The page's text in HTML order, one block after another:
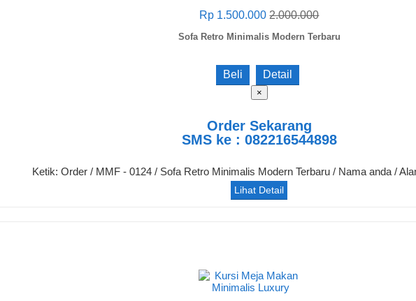
Rp 1.500.0002.000.000
Sofa Retro Minimalis Modern Terbaru
Beli Detail
×
Order Sekarang
SMS ke : 082216544898
Ketik: Order / MMF - 0124 / Sofa Retro Minimalis Modern Terbaru / Nama anda /
Lihat Detail